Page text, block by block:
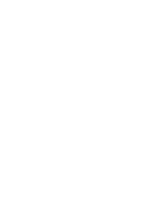
музеи, спорт. Заказ